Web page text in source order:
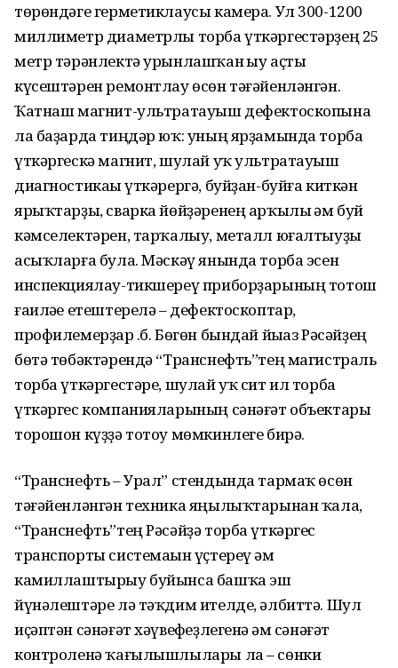
төрөндәге герметиклаусы камера. Ул 300-1200
миллиметр диаметрлы торба үткәргестәрҙең 25
метр тәрәнлектә урынлашҡан һыу аҫты
күсештәрен ремонтлау өсөн тәғәйенләнгән.
Ҡатнаш магнит-ультратауыш дефектоскопына
ла баҙарда тиңдәр юҡ: уның ярҙамында торба
үткәргескә магнит, шулай уҡ ультратауыш
диагностикаһы үткәрергә, буйҙан-буйға киткән
ярыҡтарҙы, сварка йөйҙәренең арҡылы һәм буй
кәмселектәрен, тарҡалыу, металл юғалтыуҙы
асыҡларға була. Мәскәү янында торба эсен
инспекциялау-тикшереү приборҙарының тотош
ғаиләһе етештерелә – дефектоскоптар,
профилемерҙар һ.б. Бөгөн бындай йыһаз Рәсәйҙең
бөтә төбәктәрендә “Транснефть”тең магистраль
торба үткәргестәре, шулай уҡ сит ил торба
үткәргес компанияларының сәнәғәт объектары
торошон күҙҙә тотоу мөмкинлеге бирә.
“Транснефть – Урал” стендында тармаҡ өсөн
тәғәйенләнгән техника яңылыҡтарынан ҡала,
“Транснефть”тең Рәсәйҙә торба үткәргес
транспорты системаһын үҫтереү һәм
камиллаштырыу буйынса башҡа эш
йүнәлештәре лә тәҡдим ителде, әлбиттә. Шул
иҫәптән сәнәғәт хәүвефһеҙлегенә һәм сәнәғәт
контроленә ҡағылышлылары ла – сөнки